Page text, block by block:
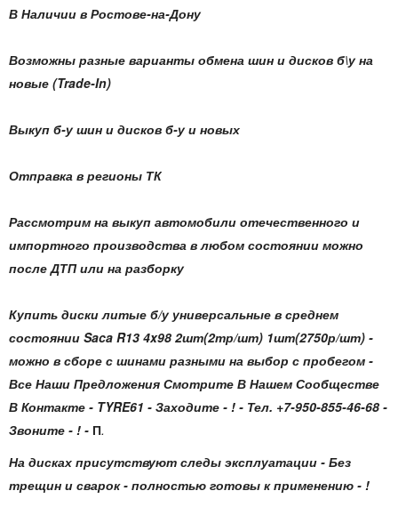
В Наличии в Ростове-на-Дону
Возможны разные варианты обмена шин и дисков б\у на
новые (Trade-In)
Выкуп б-у шин и дисков б-у и новых
Отправка в регионы ТК
Рассмотрим на выкуп автомобили отечественного и
импортного производства в любом состоянии можно
после ДТП или на разборку
Купить диски литые б/у универсальные в среднем
состоянии Saca R13 4x98 2шт(2тр/шт) 1шт(2750р/шт) -
можно в сборе с шинами разными на выбор с пробегом -
Все Наши Предложения Смотрите В Нашем Сообществе
В Контакте - TYRE61 - Заходите - ! - Тел. +7-950-855-46-68 -
Звоните - ! - П.
На дисках присутствуют следы эксплуатации - Без
трещин и сварок - полностью готовы к применению - !